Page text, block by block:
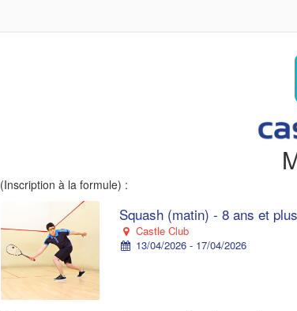
(Inscription à la formule) :
Squash (matin) - 8 ans et plus
Castle Club
13/04/2026 - 17/04/2026